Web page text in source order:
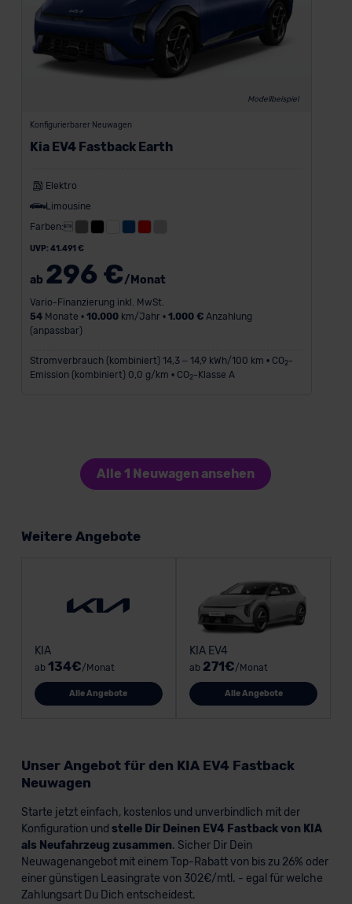
Modellbeispiel
Konfigurierbarer Neuwagen
Kia EV4 Fastback Earth
Elektro
Limousine
Farben:
UVP: 41.491 €
ab 296 €/Monat
Vario-Finanzierung inkl. MwSt.
54Monate • 10.000km/Jahr • 1.000 €Anzahlung
(anpassbar)
Stromverbrauch (kombiniert) 14,3 – 14,9 kWh/100 km • CO2-
Emission (kombiniert) 0,0 g/km • CO2-Klasse A
Alle 1 Neuwagen ansehen
Weitere Angebote
KIA
ab 134€/Monat
Alle Angebote
KIA EV4
ab 271€/Monat
Alle Angebote
Unser Angebot für den KIA EV4 Fastback
Neuwagen
Starte jetzt einfach, kostenlos und unverbindlich mit der
Konfiguration und stelle Dir Deinen EV4 Fastback von KIA
als Neufahrzeug zusammen. Sicher Dir Dein
Neuwagenangebot mit einem Top-Rabatt von bis zu 26% oder
einer günstigen Leasingrate von 302€/mtl. - egal für welche
Zahlungsart Du Dich entscheidest.